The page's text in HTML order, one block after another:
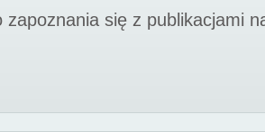
zapoznania się z publikacjami